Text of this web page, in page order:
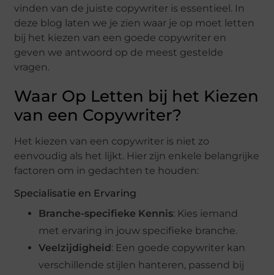
vinden van de juiste copywriter is essentieel. In
deze blog laten we je zien waar je op moet letten
bij het kiezen van een goede copywriter en
geven we antwoord op de meest gestelde
vragen.
Waar Op Letten bij het Kiezen
van een Copywriter?
Het kiezen van een copywriter is niet zo
eenvoudig als het lijkt. Hier zijn enkele belangrijke
factoren om in gedachten te houden:
Specialisatie en Ervaring
Branche-specifieke Kennis: Kies iemand
met ervaring in jouw specifieke branche.
Veelzijdigheid: Een goede copywriter kan
verschillende stijlen hanteren, passend bij